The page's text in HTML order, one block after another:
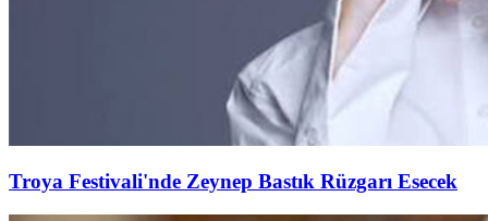
Troya Festivali'nde Zeynep Bastık Rüzgarı Esecek